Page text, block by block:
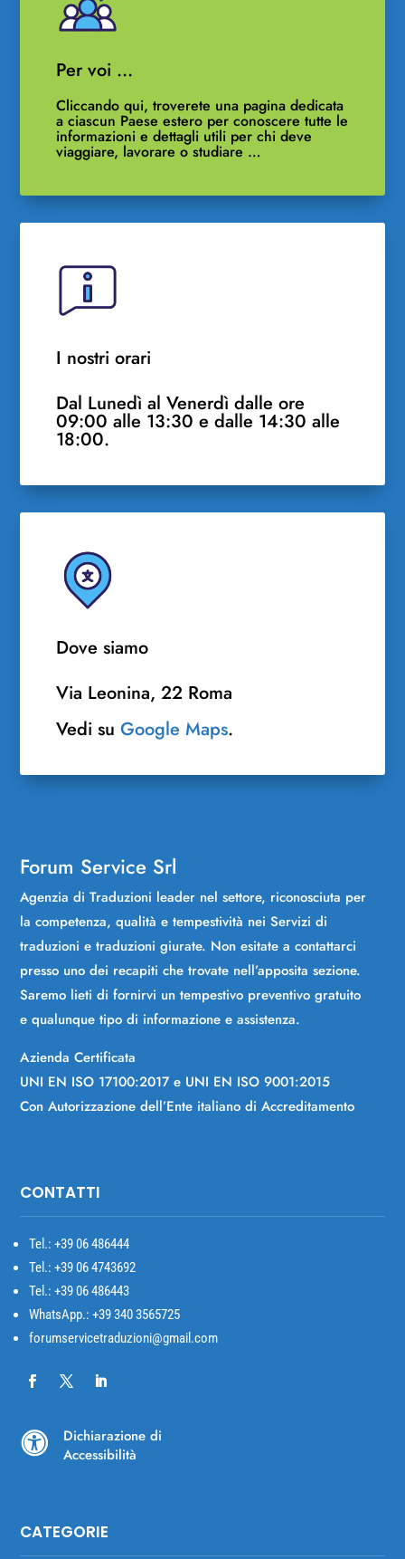
Per voi …
Cliccando qui, troverete una pagina dedicata
a ciascun Paese estero per conoscere tutte le
informazioni e dettagli utili per chi deve
viaggiare, lavorare o studiare …
I nostri orari
Dal Lunedì al Venerdì dalle ore
09:00 alle 13:30 e dalle 14:30 alle
18:00.
Dove siamo
Via Leonina, 22 Roma
Vedi suGoogle Maps.
Forum Service Srl
Agenzia di Traduzioni leader nel settore, riconosciuta per
la competenza, qualità e tempestività nei Servizi di
traduzioni e traduzioni giurate. Non esitate a contattarci
presso uno dei recapiti che trovate nell’apposita sezione.
Saremo lieti di fornirvi un tempestivo preventivo gratuito
e qualunque tipo di informazione e assistenza.
Azienda Certificata
UNI EN ISO 17100:2017 e UNI EN ISO 9001:2015
Con Autorizzazione dell’Ente italiano di Accreditamento
CONTATTI
Tel.: +3906 486444
Tel.: +39 06 4743692
Tel.: +39 06 486443
WhatsApp.: +39 340 3565725
forumservicetraduzioni@gmail.com

Dichiarazione di
Accessibilità
CATEGORIE